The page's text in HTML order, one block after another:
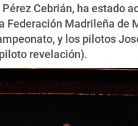
Cebrián, ha estado
Federación Madrileña de
y los pilotos
revelación).